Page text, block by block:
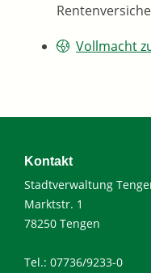
Vollmacht
Kontakt
Stadtverwaltung
Marktstr. 1
78250 Tengen
Tel.: 07736/9233-0